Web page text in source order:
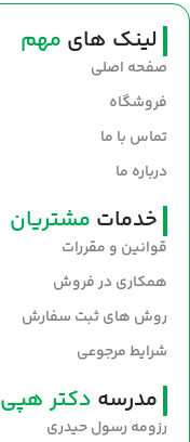
لینک های مهم
صفحه اصلی
فروشگاه
تماس با ما
درباره ما
خدمات مشتریان
قوانین و مقررات
همکاری در فروش
روش های ثبت سفارش
شرایط مرجوعی
مدرسه دکتر هپی
رزومه رسول حیدری